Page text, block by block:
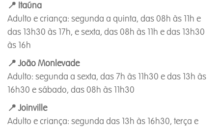
📍 Itaúna
Adulto e criança: segunda a quinta, das 08h às 11h e
das 13h30 às 17h, e sexta, das 08h às 11h e das 13h30
às 16h
📍 João Monlevade
Adulto: segunda a sexta, das 7h às 11h30 e das 13h às
16h30 e sábado, das 08h às 11h30
📍 Joinville
Adulto e criança: segunda das 13h às 16h30, terça e